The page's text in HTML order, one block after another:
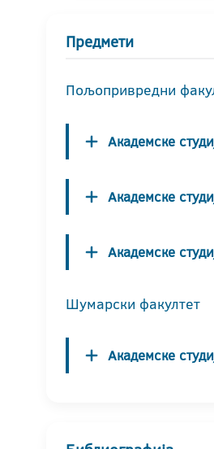
Предмети
Пољопривредни
Академске
Академске
Академске
Шумарски факултет
Академске